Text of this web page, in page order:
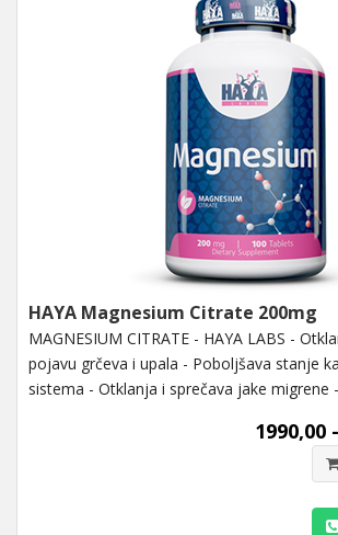
HAYA Magnesium Citrate 200mg
MAGNESIUM CITRATE - HAYA LABS -
pojavu grčeva i upala - Poboljšava stanje
sistema - Otklanja i sprečava jake migrene
1990,00